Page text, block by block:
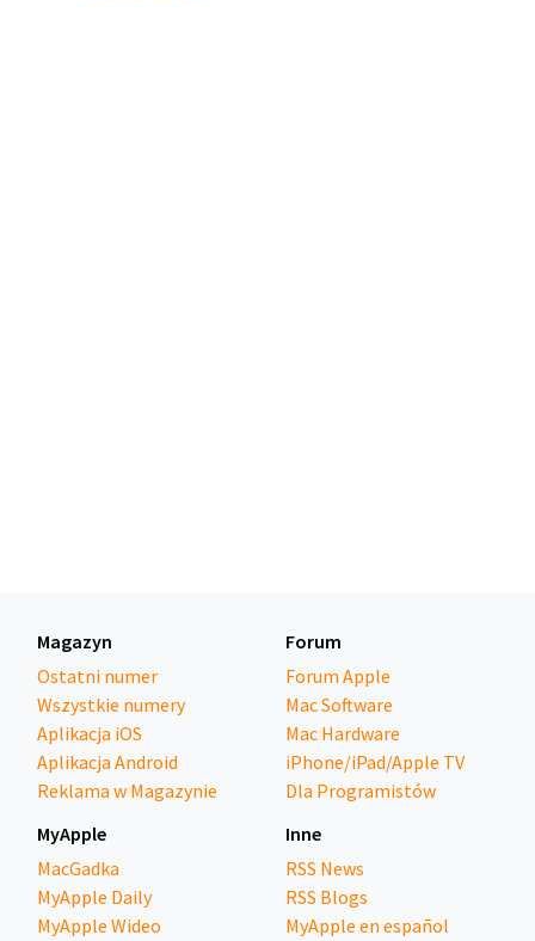
Magazyn
Ostatni numer
Wszystkie numery
Aplikacja iOS
Aplikacja Android
Reklama w Magazynie
Forum
Forum Apple
Mac Software
Mac Hardware
iPhone/iPad/Apple TV
Dla Programistów
MyApple
MacGadka
MyApple Daily
MyApple Wideo
Inne
RSS News
RSS Blogs
MyApple en español